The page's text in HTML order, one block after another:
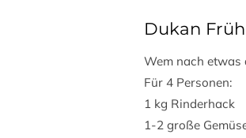
Dukan
Wem nach etwas
Für 4 Personen:
1 kg Rinderhack
1-2 große